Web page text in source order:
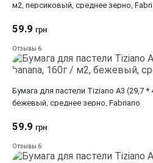
м2, персиковый, среднее зерно,
59.9 грн
Отзывы 6
Бумага для пастели Tiziano A3 (29,7
бежевый, среднее зерно, Fabriano
59.9 грн
Отзывы 6